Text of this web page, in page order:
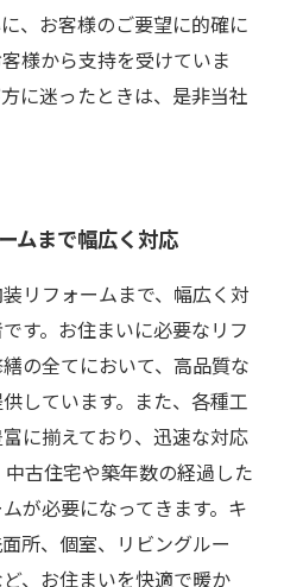
、お客様のご要望に的確に
様から支持を受けていま
に迷ったときは、是非当社
ムまで幅広く対応
リフォームまで、幅広く対
す。お住まいに必要なリフ
の全てにおいて、高品質な
しています。また、各種工
に揃えており、迅速な対応
古住宅や築年数の経過した
が必要になってきます。キ
所、個室、リビングルー
、お住まいを快適で暖か